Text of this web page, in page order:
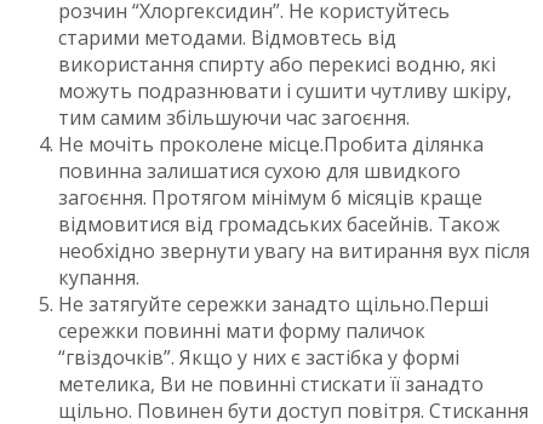
розчин “Хлоргексидин”. Не користуйтесь
старими методами. Відмовтесь від
використання спирту або перекисі водню, які
можуть подразнювати і сушити чутливу шкіру,
тим самим збільшуючи час загоєння.
Не мочіть проколене місце.Пробита ділянка
повинна залишатися сухою для швидкого
загоєння. Протягом мінімум 6 місяців краще
відмовитися від громадських басейнів. Також
необхідно звернути увагу на витирання вух після
купання.
Не затягуйте сережки занадто щільно.Перші
сережки повинні мати форму паличок
“гвіздочків”. Якщо у них є застібка у формі
метелика, Ви не повинні стискати її занадто
щільно. Повинен бути доступ повітря. Стискання